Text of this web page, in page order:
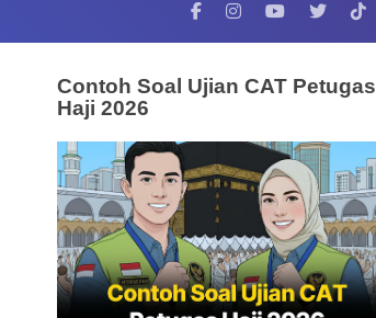
Contoh Soal Ujian CAT Petugas
Haji 2026